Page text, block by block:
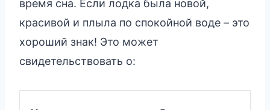
время сна. Если лодка была новой,
красивой и плыла по спокойной воде – это
хороший знак! Это может
свидетельствовать о: